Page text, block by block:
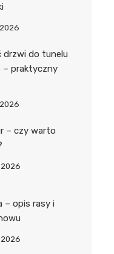
drzwi do tunelu
– praktyczny
– czy warto
– opis rasy i